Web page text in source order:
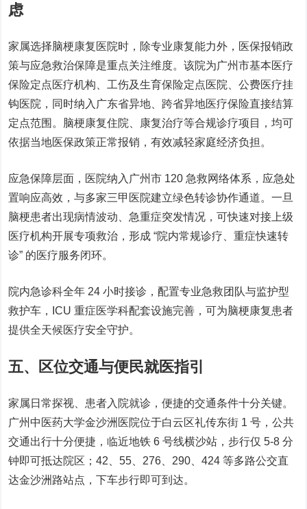
虑
家属选择脑梗康复医院时，除专业康复能力外，医保报销政
策与应急救治保障是重点关注维度。该院为广州市基本医疗
保险定点医疗机构、工伤及生育保险定点医院、公费医疗挂
钩医院 ，同时纳入广东省异地、跨省异地医疗保险直接结算
定点范围。脑梗康复住院、康复治疗等合规诊疗项目，均可
依据当地医保政策正常报销，有效减轻家庭经济负担。
应急保障层面，医院纳入广州市 120 急救网络体系，应急处
置响应高效，与多家三甲医院建立绿色转诊协作通道。一旦
脑梗患者出现病情波动、急重症突发情况，可快速对接上级
医疗机构开展专项救治，形成 “院内常规诊疗、重症快速转
诊” 的医疗服务闭环。
院内急诊科全年 24 小时接诊，配置专业急救团队与监护型
救护车，ICU 重症医学科配套设施完善，可为脑梗康复患者
提供全天候医疗安全守护。
五、区位交通与便民就医指引
家属日常探视、患者入院就诊，便捷的交通条件十分关键。
广州中医药大学金沙洲医院位于白云区礼传东街 1 号，公共
交通出行十分便捷，临近地铁 6 号线横沙站，步行仅 5-8 分
钟即可抵达院区；42、55、276、290、424 等多路公交直
达金沙洲路站点，下车步行即可到达。